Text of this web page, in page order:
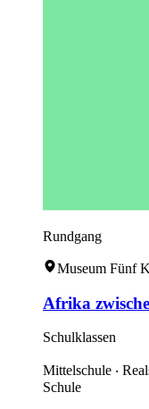
Rundgang
Museum Fünf
Afrika
Schulklassen
Mittelschule ‧
Schule